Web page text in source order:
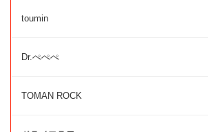
toumin
Dr.ぺぺぺ
TOMAN ROCK